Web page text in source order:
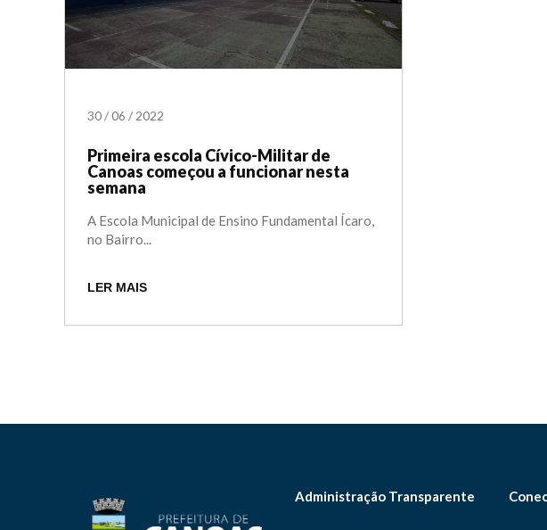
30/06 /2022
Primeira escola Cívico-Militar de
Canoas começou a funcionar nesta
semana
A Escola Municipal de Ensino Fundamental Ícaro,
no Bairro...
LER MAIS
Administração Transparente